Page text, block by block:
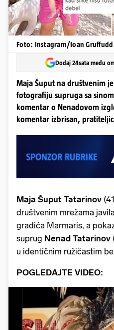
Foto: Instagram/Ioan Gruffudd
Dodaj 24sata među
Maja Šuput na društvenim
fotografiju supruga sa
komentar o Nenadovom
komentar izbrisan,
Maja Šuput Tatarinov
društvenim mrežama
gradića Marmaris, a
suprug Nenad Tatarinov
u identičnim ružičastim
POGLEDAJTE VIDEO: